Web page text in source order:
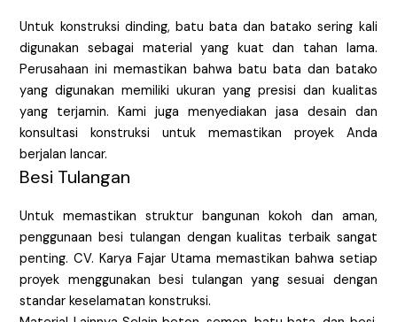
Untuk konstruksi dinding, batu bata dan batako sering kali
digunakan sebagai material yang kuat dan tahan lama.
Perusahaan ini memastikan bahwa batu bata dan batako
yang digunakan memiliki ukuran yang presisi dan kualitas
yang terjamin. Kami juga menyediakan jasa desain dan
konsultasi konstruksi untuk memastikan proyek Anda
berjalan lancar.
Besi Tulangan
Untuk memastikan struktur bangunan kokoh dan aman,
penggunaan besi tulangan dengan kualitas terbaik sangat
penting. CV. Karya Fajar Utama memastikan bahwa setiap
proyek menggunakan besi tulangan yang sesuai dengan
standar keselamatan konstruksi.